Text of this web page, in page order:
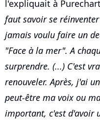
l'expliquait à
faut savoir se
jamais voulu faire un
"Face à la mer". A
surprendre. (...) C'est
renouveler. Après, j'ai
peut-être ma voix ou
important, c'est d'avoir